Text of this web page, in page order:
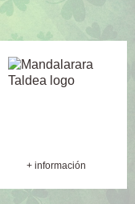
+ información